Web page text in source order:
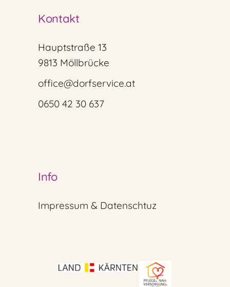
Kontakt
Hauptstraße 13
9813 Möllbrücke
office@dorfservice.at
0650 42 30 637
Info
Impressum & Datenschtuz